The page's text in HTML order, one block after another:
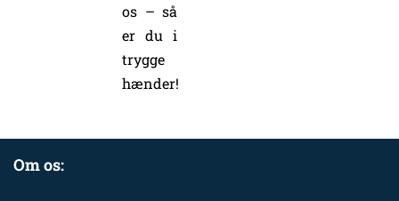
os – så
er du i
trygge
hænder!
Om os: